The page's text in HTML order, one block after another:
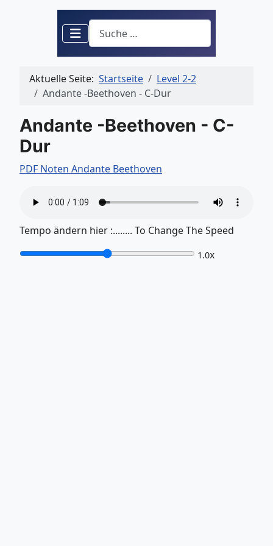
Suchen
Aktuelle Seite: Startseite
Level 2-2
Andante -Beethoven - C-Dur
Andante -Beethoven - C-
Dur
PDF Noten Andante Beethoven
Tempo ändern hier :........ To Change The Speed
1.0x